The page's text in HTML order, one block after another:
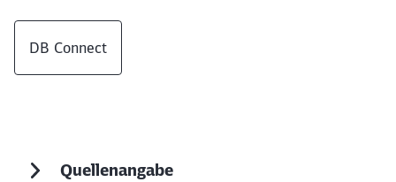
DB Connect
Quellenangabe